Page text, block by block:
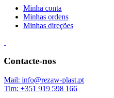
Minha conta
Minhas ordens
Minhas direções
Contacte-nos
Mail: info@rezaw-plast.pt
Tlm: +351 919 598 166